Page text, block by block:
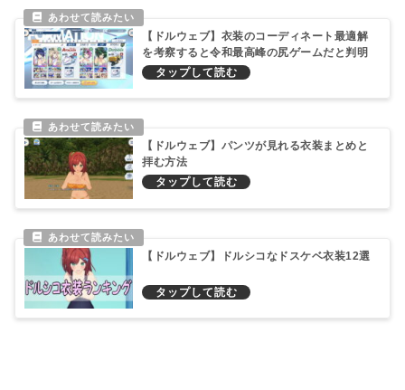
【ドルウェブ】衣装のコーディネート最適解
を考察すると令和最高峰の尻ゲームだと判明
した！
【ドルウェブ】パンツが見れる衣装まとめと
拝む方法
【ドルウェブ】ドルシコなドスケベ衣装12選